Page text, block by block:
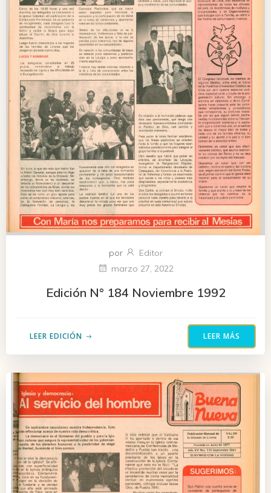
por
Editor
marzo 27, 2022
Edición N° 184 Noviembre 1992
LEER EDICIÓN LEER MÁS